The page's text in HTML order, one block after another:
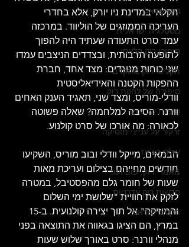
רוק ישראלי
נוסטלגיה ישראלית
סיפורי רוק קלאסי
תקליטי רוק מתקדם
סיפורה של להקת רוק
סיפורו של אמן
זרקור על ענייני מוסיקה
עולם הג'אז
מאמרי רוק, פופ ועוד
חדשות רוק עדכניות
תקליט ישראלי
חקלאי במדינת ניו יורק, אלא בחדרי
העריכה הממוזגים של הוליווד. במרכזה
עמד סרט התעודה שעתיד היה להפוך
לתופעה תרבותית, ובצדדים הניצבים עמדו
שני כוחות מנוגדים: מצד אחד, חברת
ההפקות הקטנה והאידיאליסטית
וודלי-מוריס, ומצד שני, תאגיד הענק האחים
וורנר. הסיבה למלחמה? שאלה פשוטה
לכאורה: מה אורכו של סרט קולנוע.
הבמאים, מייקל וודלי ובוב מוריס, השקיעו
חודשים מחייהם בצילום ועריכת מאות
שעות של חומר גלם מהפסטיבל, במטרה
לזקק את חוויית "שלושת ימי השלום
במרץ, הם הציגו בגאווה את התוצאה בפני
מנהלי וורנר: סרט באורך שלוש שעות